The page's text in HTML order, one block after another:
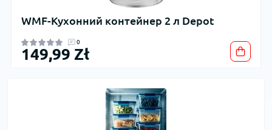
WMF-Кухонний контейнер 2 л Depot
0
149,99 Zł